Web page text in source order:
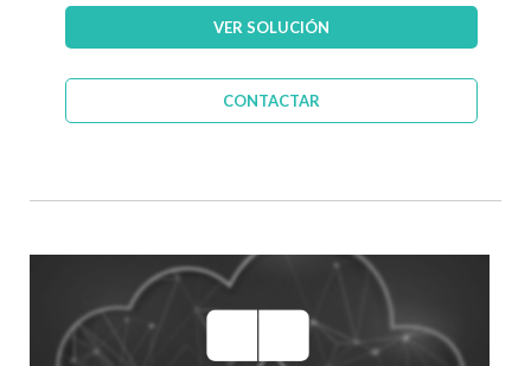
VER SOLUCIÓN
CONTACTAR